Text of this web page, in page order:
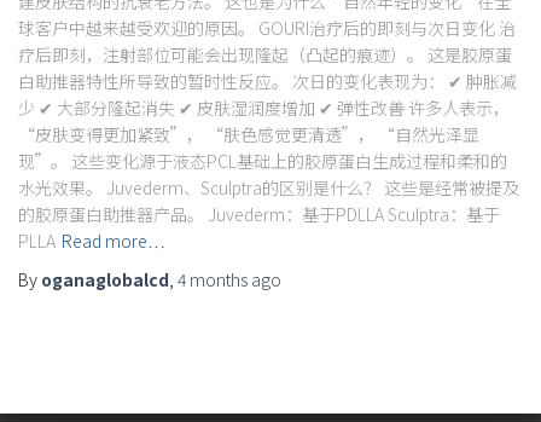
球客户中越来越受欢迎的原因。 GOURI治疗后的即刻与次日变化 治
疗后即刻，注射部位可能会出现隆起（凸起的痕迹）。 这是胶原蛋
白助推器特性所导致的暂时性反应。 次日的变化表现为： ✔ 肿胀减
少 ✔ 大部分隆起消失 ✔ 皮肤湿润度增加 ✔ 弹性改善 许多人表示，
“皮肤变得更加紧致”， “肤色感觉更清透”， “自然光泽显
现”。 这些变化源于液态PCL基础上的胶原蛋白生成过程和柔和的
水光效果。 Juvederm、Sculptra的区别是什么？ 这些是经常被提及
的胶原蛋白助推器产品。 Juvederm：基于PDLLA Sculptra：基于
PLLA Read more…
By oganaglobalcd 4 months ago